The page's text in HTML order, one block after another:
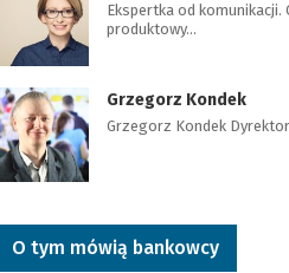
Ekspertka od
produktowy…
Grzegorz Kondek
Grzegorz Kondek
O tym mówią bankowcy